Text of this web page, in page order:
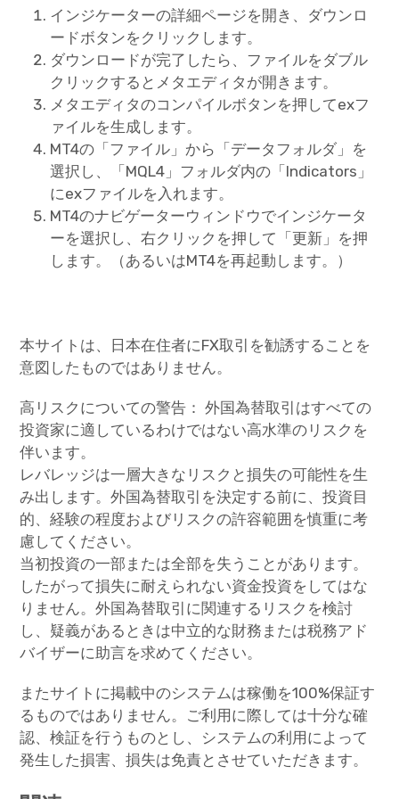
インジケーターの詳細ページを開き、ダウンロ
ードボタンをクリックします。
ダウンロードが完了したら、ファイルをダブル
クリックするとメタエディタが開きます。
メタエディタのコンパイルボタンを押してexフ
ァイルを生成します。
MT4の「ファイル」から「データフォルダ」を
選択し、「MQL4」フォルダ内の「Indicators」
にexファイルを入れます。
MT4のナビゲーターウィンドウでインジケータ
ーを選択し、右クリックを押して「更新」を押
します。（あるいはMT4を再起動します。）
本サイトは、日本在住者にFX取引を勧誘することを
意図したものではありません。
高リスクについての警告： 外国為替取引はすべての
投資家に適しているわけではない高水準のリスクを
伴います。
レバレッジは一層大きなリスクと損失の可能性を生
み出します。外国為替取引を決定する前に、投資目
的、経験の程度およびリスクの許容範囲を慎重に考
慮してください。
当初投資の一部または全部を失うことがあります。
したがって損失に耐えられない資金投資をしてはな
りません。外国為替取引に関連するリスクを検討
し、疑義があるときは中立的な財務または税務アド
バイザーに助言を求めてください。
またサイトに掲載中のシステムは稼働を100%保証す
るものではありません。ご利用に際しては十分な確
認、検証を行うものとし、システムの利用によって
発生した損害、損失は免責とさせていただきます。